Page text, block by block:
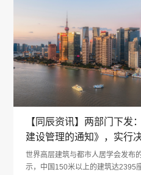
【同辰资讯】两部门下发
建设管理的通知》，实行
世界高层建筑与都市人居学会发布
示，中国150米以上的建筑达2395